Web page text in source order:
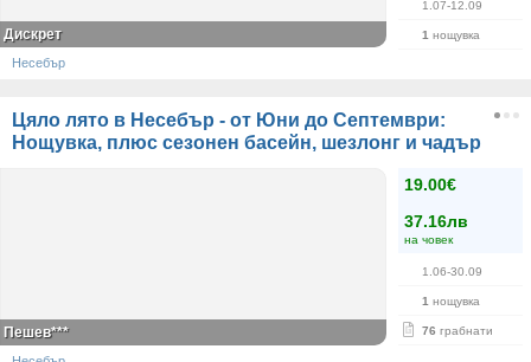
1.07-12.09
1 нощувка
Дискрет
Несебър
Цяло лято в Несебър - от Юни до Септември:
Нощувка, плюс сезонен басейн, шезлонг и чадър
19.00€
37.16лв
на човек
1.06-30.09
1 нощувка
76 грабнати
Пешев***